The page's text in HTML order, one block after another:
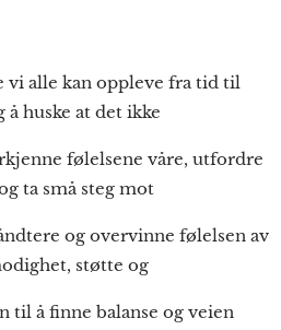
vi alle kan oppleve fra tid til
huske at det ikke
følelsene våre, utfordre
ta små steg mot
og overvinne følelsen av
støtte og
til å finne balanse og veien